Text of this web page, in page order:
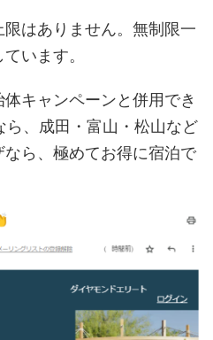
はありません。無制限一
います。
体キャンペーンと併用でき
ら、成田・富山・松山など
ら、極めてお得に宿泊で